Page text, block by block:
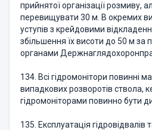
прийнятої організації розмиву,
перевищувати 30 м. В окремих
уступів з крейдовими
збільшення їх висоти до 50 м за
органами
134. Всі гідромонітори повинні
випадкових розворотів ствола,
гідромоніторами повинно бути
135. Експлуатація